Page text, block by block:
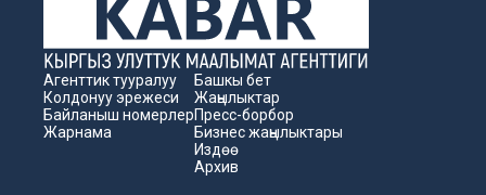
Агенттик тууралуу
Колдонуу эрежеси
Байланыш номерлер
Жарнама
Башкы бет
Жаңылыктар
Пресс-борбор
Бизнес жаңылыктары
Издөө
Архив